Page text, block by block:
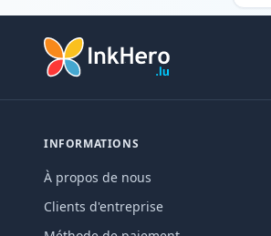
INFORMATIONS
À propos de nous
Clients d'entreprise